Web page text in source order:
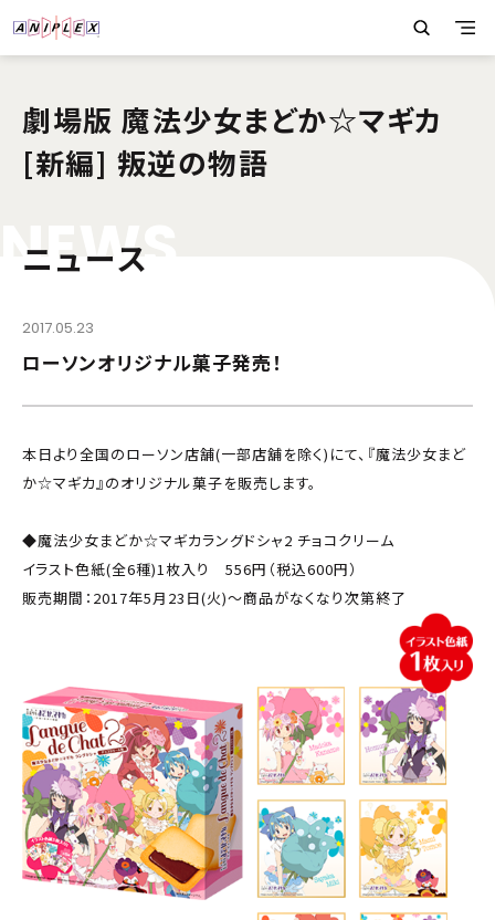
劇場版 魔法少女まどか☆マギカ
[新編] 叛逆の物語
NEWS
ニュース
2017.05.23
ローソンオリジナル菓子発売！
本日より全国のローソン店舗(一部店舖を除く)にて、『魔法少女まど
か☆マギカ』のオリジナル菓子を販売します。
◆魔法少女まどか☆マギカラングドシャ2 チョコクリーム
イラスト色紙(全6種)1枚入り 556円（税込600円）
販売期間：2017年5月23日(火)～商品がなくなり次第終了